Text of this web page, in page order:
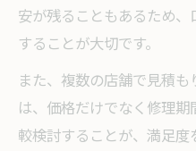
安が残ることもあるため
することが大切です。
また、複数の店舗で見積
は、価格だけでなく修理
較検討することが、満足